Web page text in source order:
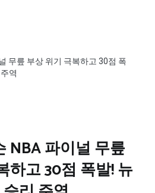
무릎 부상 위기 극복하고 30점 폭
역
NBA 파이널 무릎
하고 30점 폭발! 뉴